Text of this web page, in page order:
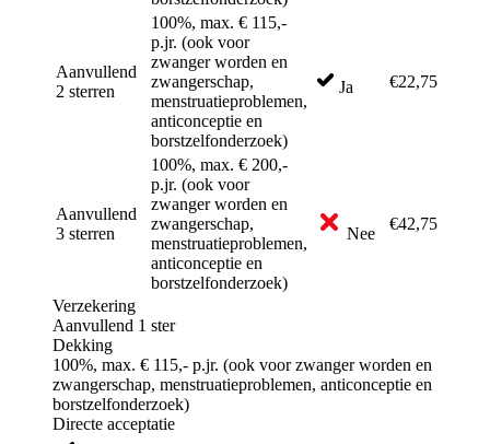
Aanvullend
2 sterren
100%, max. € 115,-
p.jr. (ook voor
zwanger worden en
zwangerschap,
menstruatieproblemen,
anticonceptie en
borstzelfonderzoek)
Ja €22,75
Aanvullend
3 sterren
100%, max. € 200,-
p.jr. (ook voor
zwanger worden en
zwangerschap,
menstruatieproblemen,
anticonceptie en
borstzelfonderzoek)
Nee
€42,75
Verzekering
Aanvullend 1 ster
Dekking
100%, max. € 115,- p.jr. (ook voor zwanger worden en
zwangerschap, menstruatieproblemen, anticonceptie en
borstzelfonderzoek)
Directe acceptatie